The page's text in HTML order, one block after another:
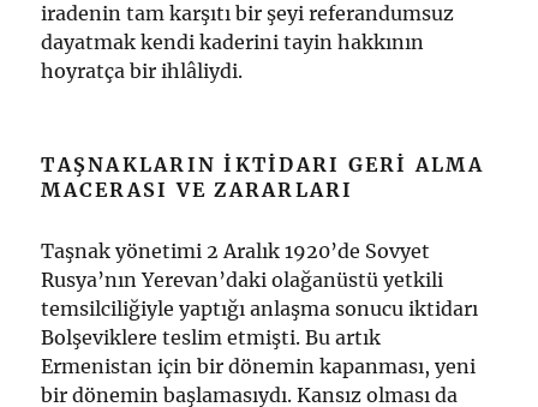
iradenin tam karşıtı bir şeyi referandumsuz
dayatmak kendi kaderini tayin hakkının
hoyratça bir ihlâliydi.
TAŞNAKLARIN IKTIDARI GERI ALMA
MACERASI VE ZARARLARI
Taşnak yönetimi 2 Aralık 1920’de Sovyet
Rusya’nın Yerevan’daki olağanüstü yetkili
temsilciliğiyle yaptığı anlaşma sonucu iktidarı
Bolşeviklere teslim etmişti. Bu artık
Ermenistan için bir dönemin kapanması, yeni
bir dönemin başlamasıydı. Kansız olması da